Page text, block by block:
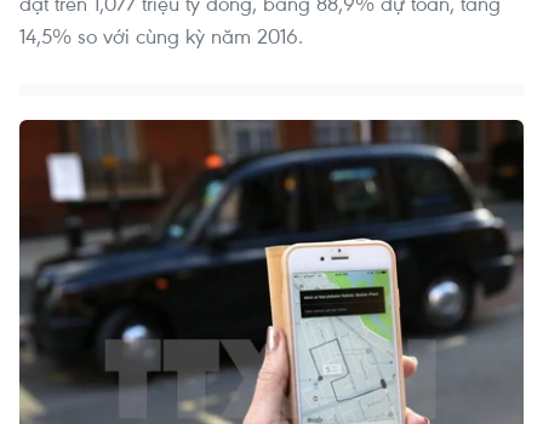
14,5% so với cùng kỳ năm 2016.